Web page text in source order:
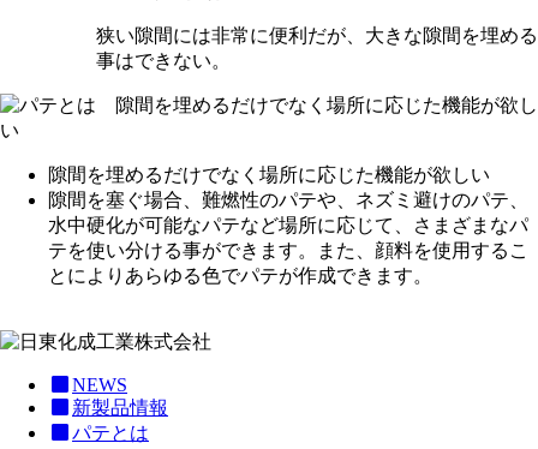
狭い隙間には非常に便利だが、大きな隙間を埋める
事はできない。
隙間を埋めるだけでなく場所に応じた機能が欲しい
隙間を塞ぐ場合、難燃性のパテや、ネズミ避けのパテ、
水中硬化が可能なパテなど場所に応じて、さまざまなパ
テを使い分ける事ができます。また、顔料を使用するこ
とによりあらゆる色でパテが作成できます。
NEWS
新製品情報
パテとは